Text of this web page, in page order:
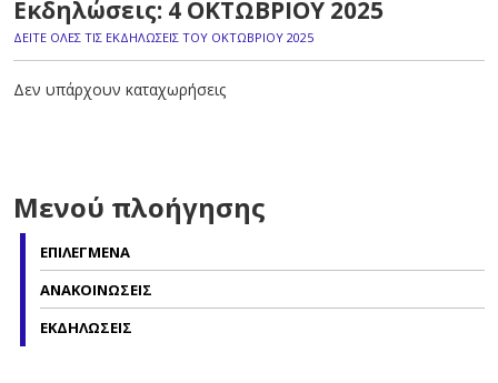
Εκδηλώσεις: 4 ΟΚΤΩΒΡΙΟΥ 2025
ΔΕΙΤΕ ΟΛΕΣ ΤΙΣ ΕΚΔΗΛΩΣΕΙΣ ΤΟΥ ΟΚΤΩΒΡΙΟΥ 2025
Δεν υπάρχουν καταχωρήσεις
Μενού πλοήγησης
ΕΠΙΛΕΓΜΕΝΑ
ΑΝΑΚΟΙΝΩΣΕΙΣ
ΕΚΔΗΛΩΣΕΙΣ